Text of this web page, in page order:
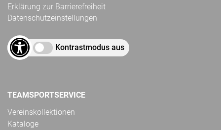
Erklärung zur Barrierefreiheit
Datenschutzeinstellungen
Kontrastmodus aus
TEAMSPORTSERVICE
Vereinskollektionen
Kataloge